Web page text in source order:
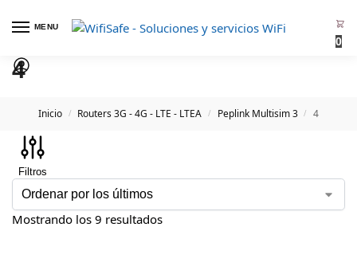
MENU
0
4
Inicio / Routers 3G - 4G - LTE - LTEA / Peplink Multisim 3 / 4
Filtros
Mostrando los 9 resultados